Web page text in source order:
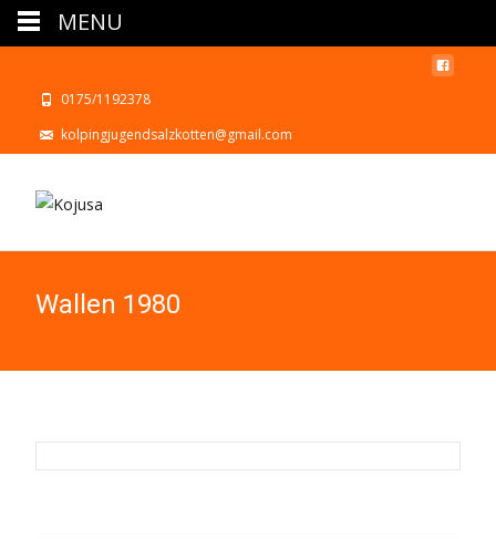
0175/1192378
kolpingjugendsalzkotten@gmail.com
Wallen 1980
MENU